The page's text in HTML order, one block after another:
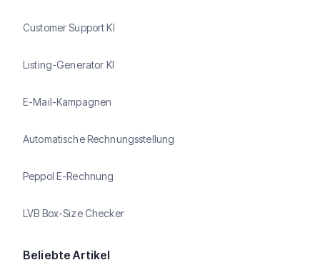
Customer Support KI
Listing-Generator KI
E-Mail-Kampagnen
Automatische Rechnungsstellung
Peppol E-Rechnung
LVB Box-Size Checker
Beliebte Artikel